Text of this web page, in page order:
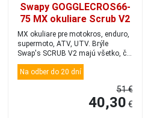
Swapy GOGGLECROS66-
75 MX okuliare Scrub V2
blue/red/iridium blue
MX okuliare pre motokros, enduro,
supermoto, ATV, UTV. Brýle
Swap's SCRUB V2 majú všetko, čo
by kval...
Na odber do 20 dní
51 €
40,30 €